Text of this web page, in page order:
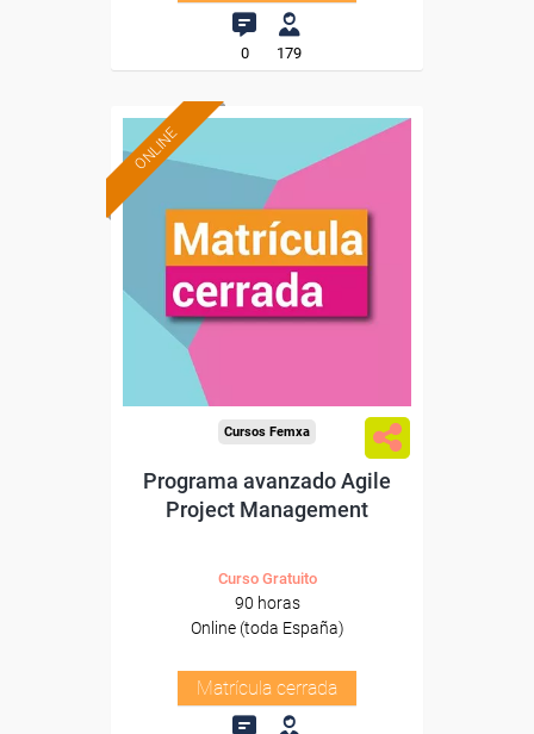
0 179
ONLINE
Cursos Femxa
Programa avanzado Agile
Project Management
Curso Gratuito
90 horas
Online (toda España)
Matrícula cerrada